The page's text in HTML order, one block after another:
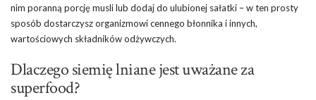
nim poranną porcję musli lub dodaj do ulubionej sałatki – w ten prosty
sposób dostarczysz organizmowi cennego błonnika i innych,
wartościowych składników odżywczych.
Dlaczego siemię lniane jest uważane za
superfood?